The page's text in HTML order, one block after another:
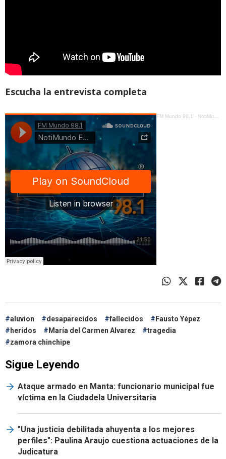
Escucha la entrevista completa
FM Mundo 98.1 · NotiMundo Estelar - Carlos Echeverría, Bombero sobreviviente del aluvión de Zamora
aluvion desaparecidos fallecidos
Fausto Yépez
heridos
María del Carmen Alvarez
tragedia
zamora chinchipe
Sigue Leyendo
Ataque armado en Manta: funcionario municipal fue
víctima en la Ciudadela Universitaria
"Una justicia debilitada ahuyenta a los mejores
perfiles": Paulina Araujo cuestiona actuaciones de la
Judicatura